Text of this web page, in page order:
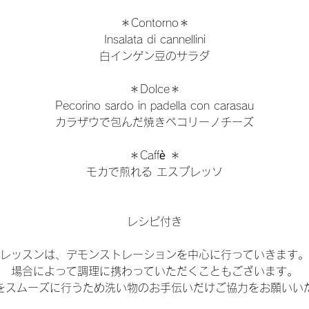
＊Contorno＊
Insalata di cannellini
白インゲン豆のサラダ
＊Dolce＊
Pecorino sardo in padella con carasau
カラザウで包んだ焼きペコリーノチーズ
＊Caffè ＊
モカで煎れる エスプレッソ
レシピ付き
レッスンは、デモンストレーションを中心に行っていきます。
場合によって調理に携わっていただくこともございます。
スムーズに行うため洗い物のお手伝いだけご協力をお願いい